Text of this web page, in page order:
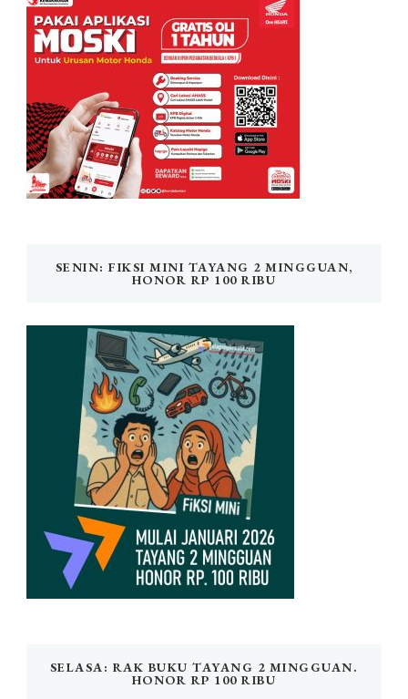
SENIN: FIKSI MINI TAYANG 2 MINGGUAN,
HONOR RP 100 RIBU
SELASA: RAK BUKU TAYANG 2 MINGGUAN.
HONOR RP 100 RIBU